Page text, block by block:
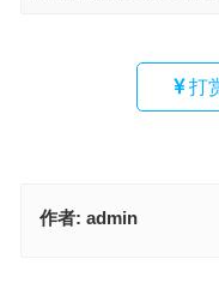
打
作者: admin